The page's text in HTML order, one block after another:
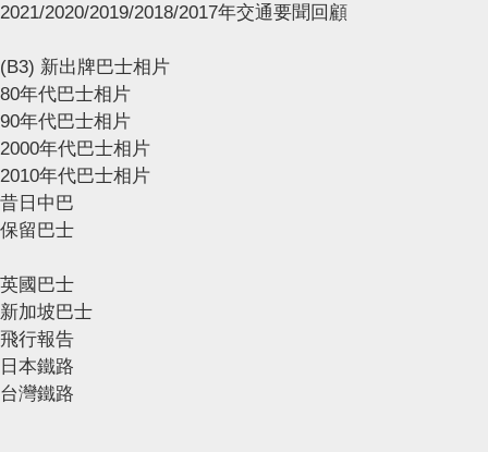
2021/2020/2019/2018/2017年交通要聞回顧
(B3) 新出牌巴士相片
80年代巴士相片
90年代巴士相片
2000年代巴士相片
2010年代巴士相片
昔日中巴
保留巴士
英國巴士
新加坡巴士
飛行報告
日本鐵路
台灣鐵路